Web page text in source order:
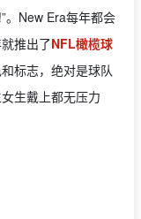
。New Era每年都会
推出了NFL橄榄球
标志，绝对是球队
生戴上都无压力